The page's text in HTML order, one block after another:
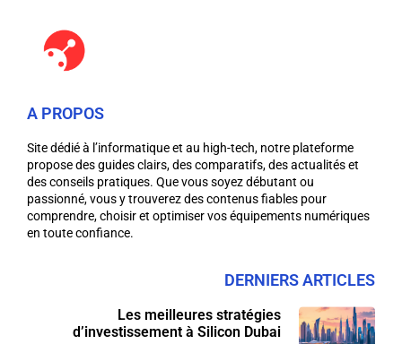
A PROPOS
Site dédié à l’informatique et au high-tech, notre plateforme
propose des guides clairs, des comparatifs, des actualités et
des conseils pratiques. Que vous soyez débutant ou
passionné, vous y trouverez des contenus fiables pour
comprendre, choisir et optimiser vos équipements numériques
en toute confiance.
DERNIERS ARTICLES
Les meilleures stratégies
d’investissement à Silicon Dubai